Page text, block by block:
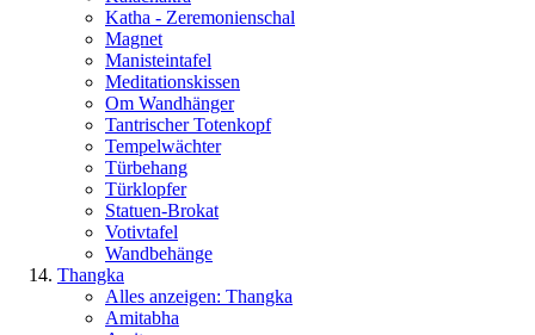
Katha - Zeremonienschal
Magnet
Manisteintafel
Meditationskissen
Om Wandhänger
Tantrischer Totenkopf
Tempelwächter
Türbehang
Türklopfer
Statuen-Brokat
Votivtafel
Wandbehänge
Thangka
Alles anzeigen: Thangka
Amitabha